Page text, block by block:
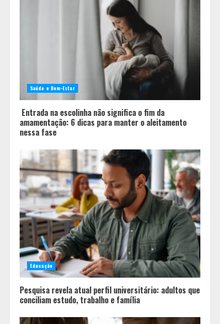
Os 10 comportamentos que mais
destroem um relacionamento e a
maioria dos casais nem percebe
Você sabia que o frio também afeta
os pneus? Veja cuidados
fundamentais antes de pegar a
estrada no inverno
Saúde e Bem-Estar
Entrada na escolinha não significa o fim da
amamentação: 6 dicas para manter o aleitamento
nessa fase
Educação
Pesquisa revela atual perfil universitário: adultos que
conciliam estudo, trabalho e família